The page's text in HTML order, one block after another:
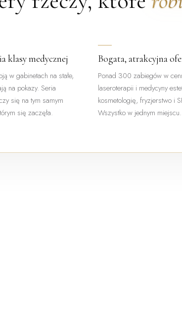
klasy medycznej
w gabinetach na stałe,
na pokazy. Seria
się na tym samym
się zaczęła.
Bogata, atrakcyjna
Ponad 300 zabiegów w
laseroterapii i medycyny
kosmetologię, fryzjerstwo i
Wszystko w jednym miejscu.